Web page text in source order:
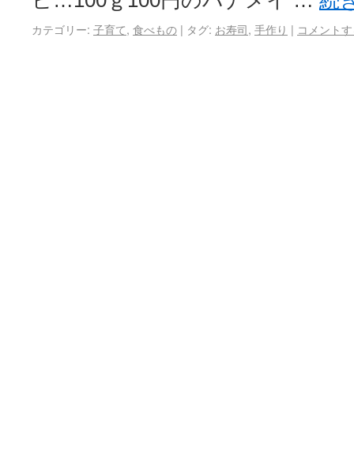
カテゴリー: 子育て, 食べもの | タグ: お寿司, 手作り | コメント